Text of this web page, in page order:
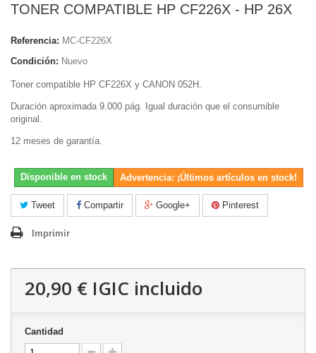
TONER COMPATIBLE HP CF226X - HP 26X
Referencia: MC-CF226X
Condición: Nuevo
Toner compatible HP CF226X y CANON 052H.
Duración aproximada 9.000 pág. Igual duración que el consumible
original.
12 meses de garantía.
Disponible en stock Advertencia: ¡Últimos artículos en stock!
Tweet Compartir Google+ Pinterest
Imprimir
20,90 € IGIC incluido
Cantidad